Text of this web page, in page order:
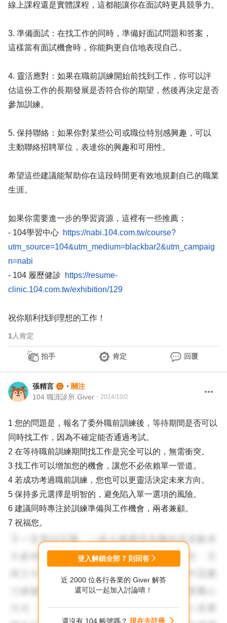
線上課程還是實體課程，這都能讓你在面試時更具競爭力。
3. 準備面試：在找工作的同時，準備好面試問題和答案，
這樣當有面試機會時，你能夠更自信地表現自己。
4. 靈活應對：如果在職前訓練開始前找到工作，你可以評
估這份工作的長期發展是否符合你的期望，然後再決定是否
參加訓練。
5. 保持聯絡：如果你對某些公司或職位特別感興趣，可以
主動聯絡招聘單位，表達你的興趣和可用性。
希望這些建議能幫助你在這段時間更有效地規劃自己的職業
生涯。
如果你需要進一步的學習資源，這裡有一些推薦：
- 104學習中心 https://nabi.104.com.tw/course?
utm_source=104&utm_medium=blackbar2&utm_campaig
n=nabi
- 104 履歷健診
https://resume-
clinic.104.com.tw/exhibition/129
祝你順利找到理想的工作！
1 人肯定
拍手 肯定 回覆
張精言 ・ 關注
104 職涯診所 Giver ・ 2024/10/2
1 您的問題是，報名了委外職前訓練後，等待期間是否可以
同時找工作，因為不確定能否通過考試。
2 在等待職前訓練期間找工作是完全可以的，無需衝突。
3 找工作可以增加您的機會，讓您不必依賴單一管道。
4 若成功考過職前訓練，您也可以更靈活決定未來方向。
5 保持多元選擇是明智的，避免陷入單一選項的風險。
6 建議同時專注於訓練準備與工作機會，兩者兼顧。
7 祝福您。
登入解鎖全部 7 則回答
近 2000 位各行各業的 Giver 解答
還可以一起加入討論唷！
還沒有 104 帳號嗎？ 現在去註冊